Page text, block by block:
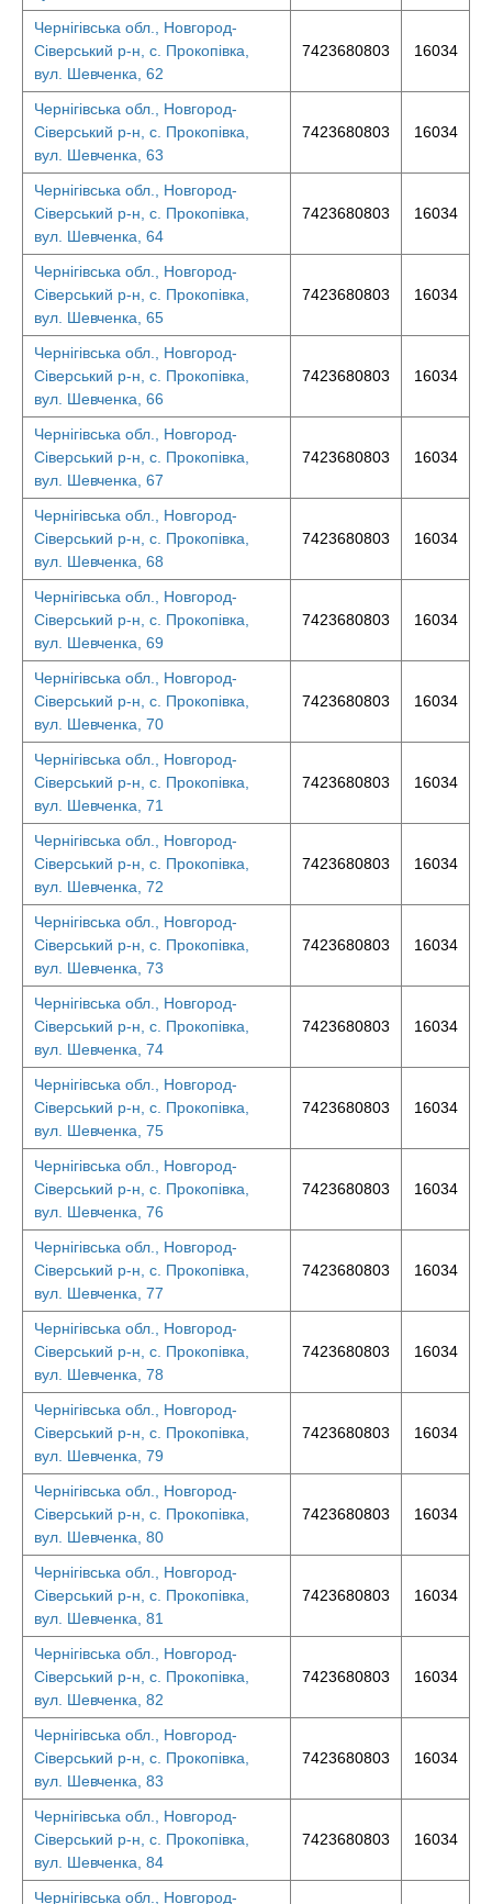
Чернігівська обл., Новгород-
Сіверський р-н, с. Прокопівка,
вул. Шевченка, 62
7423680803 16034
Чернігівська обл., Новгород-
Сіверський р-н, с. Прокопівка,
вул. Шевченка, 63
7423680803 16034
Чернігівська обл., Новгород-
Сіверський р-н, с. Прокопівка,
вул. Шевченка, 64
7423680803 16034
Чернігівська обл., Новгород-
Сіверський р-н, с. Прокопівка,
вул. Шевченка, 65
7423680803 16034
Чернігівська обл., Новгород-
Сіверський р-н, с. Прокопівка,
вул. Шевченка, 66
7423680803 16034
Чернігівська обл., Новгород-
Сіверський р-н, с. Прокопівка,
вул. Шевченка, 67
7423680803 16034
Чернігівська обл., Новгород-
Сіверський р-н, с. Прокопівка,
вул. Шевченка, 68
7423680803 16034
Чернігівська обл., Новгород-
Сіверський р-н, с. Прокопівка,
вул. Шевченка, 69
7423680803 16034
Чернігівська обл., Новгород-
Сіверський р-н, с. Прокопівка,
вул. Шевченка, 70
7423680803 16034
Чернігівська обл., Новгород-
Сіверський р-н, с. Прокопівка,
вул. Шевченка, 71
7423680803 16034
Чернігівська обл., Новгород-
Сіверський р-н, с. Прокопівка,
вул. Шевченка, 72
7423680803 16034
Чернігівська обл., Новгород-
Сіверський р-н, с. Прокопівка,
вул. Шевченка, 73
7423680803 16034
Чернігівська обл., Новгород-
Сіверський р-н, с. Прокопівка,
вул. Шевченка, 74
7423680803 16034
Чернігівська обл., Новгород-
Сіверський р-н, с. Прокопівка,
вул. Шевченка, 75
7423680803 16034
Чернігівська обл., Новгород-
Сіверський р-н, с. Прокопівка,
вул. Шевченка, 76
7423680803 16034
Чернігівська обл., Новгород-
Сіверський р-н, с. Прокопівка,
вул. Шевченка, 77
7423680803 16034
Чернігівська обл., Новгород-
Сіверський р-н, с. Прокопівка,
вул. Шевченка, 78
7423680803 16034
Чернігівська обл., Новгород-
Сіверський р-н, с. Прокопівка,
вул. Шевченка, 79
7423680803 16034
Чернігівська обл., Новгород-
Сіверський р-н, с. Прокопівка,
вул. Шевченка, 80
7423680803 16034
Чернігівська обл., Новгород-
Сіверський р-н, с. Прокопівка,
вул. Шевченка, 81
7423680803 16034
Чернігівська обл., Новгород-
Сіверський р-н, с. Прокопівка,
вул. Шевченка, 82
7423680803 16034
Чернігівська обл., Новгород-
Сіверський р-н, с. Прокопівка,
вул. Шевченка, 83
7423680803 16034
Чернігівська обл., Новгород-
Сіверський р-н, с. Прокопівка,
вул. Шевченка, 84
7423680803 16034
Чернігівська обл., Новгород-